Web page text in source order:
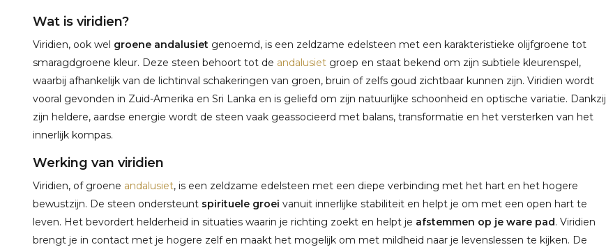
Wat is viridien?
Viridien, ook wel groene andalusiet genoemd, is een zeldzame edelsteen met een karakteristieke olijfgroene tot
smaragdgroene kleur. Deze steen behoort tot de andalusiet groep en staat bekend om zijn subtiele kleurenspel,
waarbij afhankelijk van de lichtinval schakeringen van groen, bruin of zelfs goud zichtbaar kunnen zijn. Viridien wordt
vooral gevonden in Zuid-Amerika en Sri Lanka en is geliefd om zijn natuurlijke schoonheid en optische variatie. Dankzij
zijn heldere, aardse energie wordt de steen vaak geassocieerd met balans, transformatie en het versterken van het
innerlijk kompas.
Werking van viridien
Viridien, of groene andalusiet, is een zeldzame edelsteen met een diepe verbinding met het hart en het hogere
bewustzijn. De steen ondersteunt spirituele groei vanuit innerlijke stabiliteit en helpt je om met een open hart te
leven. Het bevordert helderheid in situaties waarin je richting zoekt en helpt je afstemmen op je ware pad. Viridien
brengt je in contact met je hogere zelf en maakt het mogelijk om met mildheid naar je levenslessen te kijken. De